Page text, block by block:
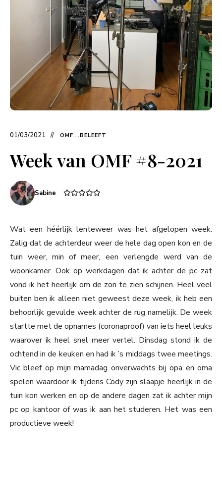
01/03/2021 OMF...BELEEFT
Week van OMF #8-2021
Sabine
Wat een héérlijk lenteweer was het afgelopen week.
Zalig dat de achterdeur weer de hele dag open kon en de
tuin weer, min of meer, een verlengde werd van de
woonkamer. Ook op werkdagen dat ik achter de pc zat
vond ik het heerlijk om de zon te zien schijnen. Heel veel
buiten ben ik alleen niet geweest deze week, ik heb een
behoorlijk gevulde week achter de rug namelijk. De week
startte met de opnames (coronaproof) van iets heel leuks
waarover ik heel snel meer vertel. Dinsdag stond ik de
ochtend in de keuken en had ik ’s middags twee meetings.
Vic bleef op mijn mamadag onverwachts bij opa en oma
spelen waardoor ik tijdens Cody zijn slaapje heerlijk in de
tuin kon werken en op de andere dagen zat ik achter mijn
pc op kantoor of was ik aan het studeren. Het was een
productieve week!